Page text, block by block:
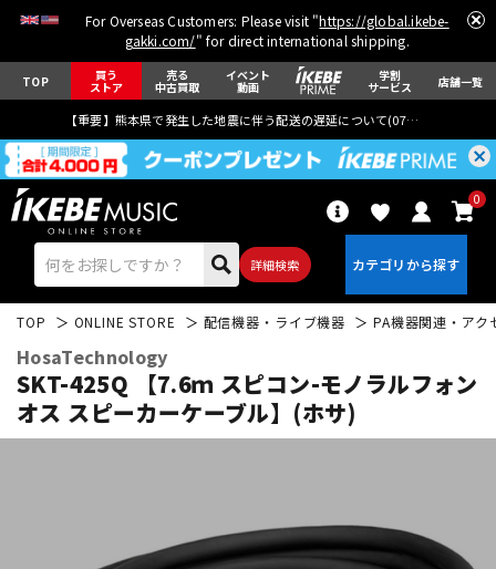
For Overseas Customers: Please visit "https://global.ikebe-
gakki.com/" for direct international shipping.
TOP 買う
ストア
売る
中古買取
イベント
動画
学割
サービス 店舗一覧
【重要】熊本県で発生した地震に伴う配送の遅延について(07月29日
詳細検索
0
ウクレレ
TOP ONLINE STORE 配信機器・ライブ機器 PA機器関連・アク
HosaTechnology
SKT-425Q 【7.6ｍ スピコン-モノラルフォン
オス スピーカーケーブル】(ホサ)